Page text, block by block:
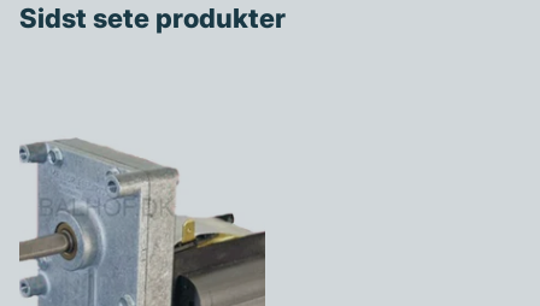
Sidst sete produkter